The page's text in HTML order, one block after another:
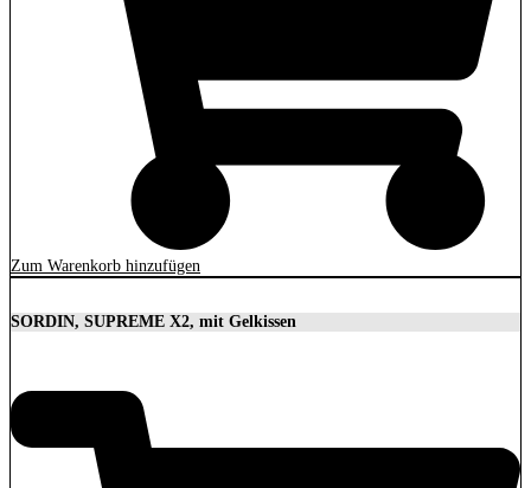
Zum Warenkorb hinzufügen
SORDIN, SUPREME X2, mit Gelkissen